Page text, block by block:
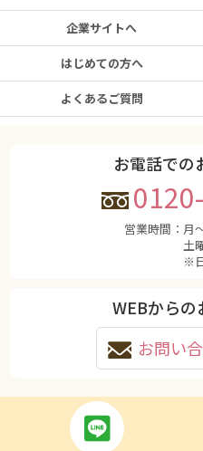
企業サイトへ
はじめての方へ
よくあるご質問
お電話での
営業時間： 月
土
※
WEBから
お問い